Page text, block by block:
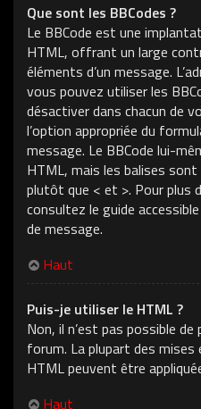
Que sont les BBCodes ?
Le BBCode est une
HTML, offrant un large
éléments d’un message.
vous pouvez utiliser les
désactiver dans chacun de
l’option appropriée du
message. Le BBCode lui-
HTML, mais les balises
plutôt que < et >. Pour plus
consultez le guide
de message.
Haut
Puis-je utiliser le HTML ?
Non, il n’est pas possible
forum. La plupart des
HTML peuvent être
Haut